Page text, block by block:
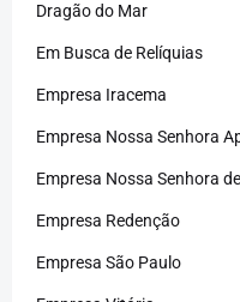
Dragão do Mar
Em Busca de Relíquias
Empresa Iracema
Empresa Nossa Senhora
Empresa Nossa Senhora
Empresa Redenção
Empresa São Paulo